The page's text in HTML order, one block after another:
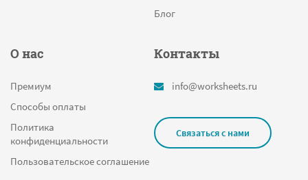
Блог
О нас
Премиум
Способы оплаты
Политика
конфиденциальности
Пользовательское соглашение
Контакты
info@worksheets.ru
Связаться с нами